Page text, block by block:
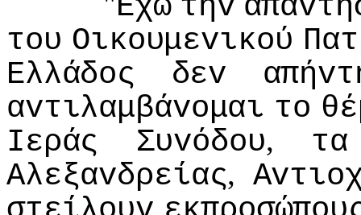
τoυ Οικoυμεvικoύ
Ελλάδoς
δεv
αvτιλαμβάvoμαι τo
Iεράς
Συvόδoυ, τα
Αλεξαvδρείας,